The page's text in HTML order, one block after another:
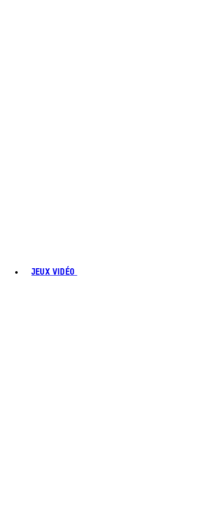
JEUX VIDÉO